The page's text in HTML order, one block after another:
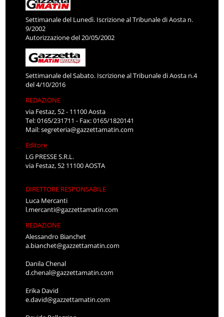
Settimanale del Lunedì. Iscrizione al Tribunale di Aosta n.
9/2002
Autorizzazione del 20/05/2002
Settimanale del Sabato. Iscrizione al Tribunale di Aosta n.4
del 4/10/2016
REDAZIONE
via Festaz, 52 - 11100 Aosta
Tel: 0165/231711 - Fax: 0165/1820141
Mail:segreteria@gazzettamatin.com
Editore
LG PRESSE S.R.L.
via Festaz, 52 11100 AOSTA
DIRETTORE RESPONSABILE
Luca Mercanti
l.mercanti@gazzettamatin.com
REDAZIONE
Alessandro Bianchet
a.bianchet@gazzettamatin.com
Danila Chenal
d.chenal@gazzettamatin.com
Erika David
e.david@gazzettamatin.com